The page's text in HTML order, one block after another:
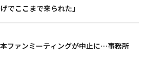
でここまで来られた」
ファンミーティングが中止に…事務所